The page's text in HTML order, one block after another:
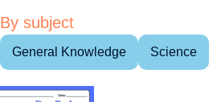
By subject
General Knowledge Science